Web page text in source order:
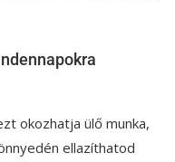
okozhatja ülő munka,
ellazíthatod